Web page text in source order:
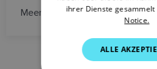
Meerestemperatur anzeigt.
ihrer Dienste gesammelt
Notice.
ALLE